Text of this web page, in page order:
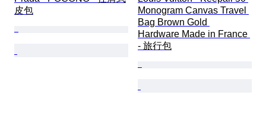
皮包
Monogram Canvas Travel
Bag Brown Gold
Hardware Made in France
- 旅行包